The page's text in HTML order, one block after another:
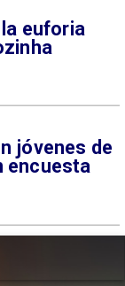
euforia
jóvenes de
encuesta